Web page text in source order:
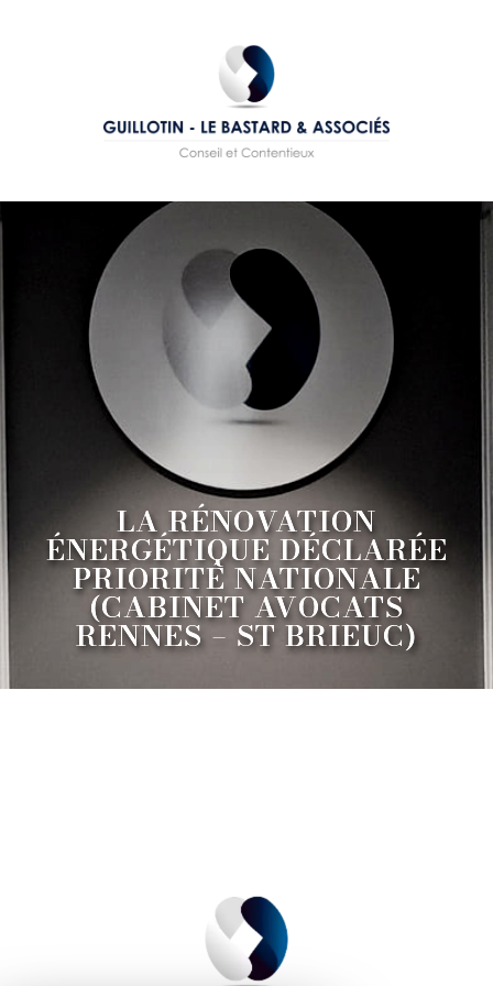
LA RÉNOVATION
ÉNERGÉTIQUE DÉCLARÉE
PRIORITÉ NATIONALE
(CABINET AVOCATS
RENNES – ST BRIEUC)